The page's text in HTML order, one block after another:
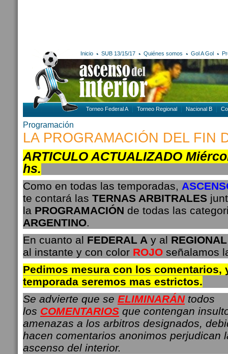
Inicio SUB 13/15/17 Quiénes somos Gol A Gol
Torneo Federal A Torneo Regional Nacional B
Programación
LA PROGRAMACIÓN DEL FIN
ARTICULO ACTUALIZADO
hs.
Como en todas las temporadas,
te contará las TERNAS ARBITRALES
la PROGRAMACIÓN de todas las
ARGENTINO.
En cuanto al FEDERAL A y al REGIONAL
al instante y con color ROJO señalamos
Pedimos mesura con los comentarios,
temporada seremos mas estrictos.
Se advierte que se ELIMINARÁN todos
los COMENTARIOS que contengan
amenazas a los arbitros designados,
hacen comentarios anonimos perjudican
ascenso del interior.